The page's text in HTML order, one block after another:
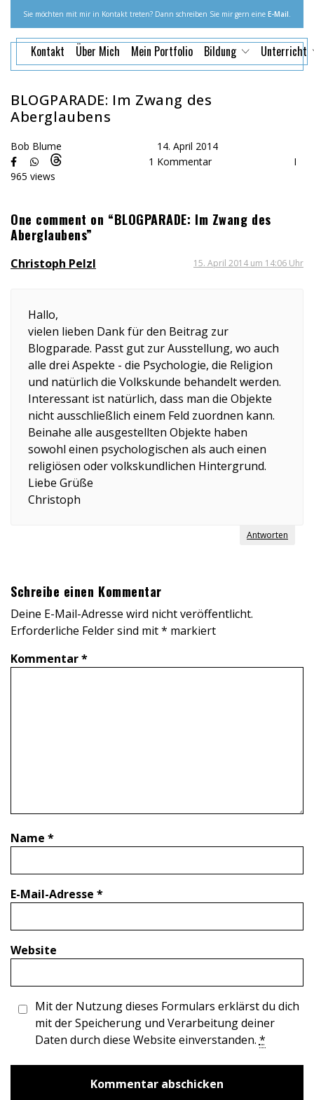
Sie möchten mit mir in Kontakt treten? Dann schreiben Sie mir gern eine E-Mail.
Kontakt Über Mich Mein Portfolio Bildung Unterricht
BLOGPARADE: Im Zwang des
Aberglaubens
Bob Blume
14. April 2014
1 Kommentar
I
965 views
One comment on “BLOGPARADE: Im Zwang des
Aberglaubens”
Christoph Pelzl 15. April 2014 um 14:06 Uhr
Hallo,
vielen lieben Dank für den Beitrag zur
Blogparade. Passt gut zur Ausstellung, wo auch
alle drei Aspekte - die Psychologie, die Religion
und natürlich die Volkskunde behandelt werden.
Interessant ist natürlich, dass man die Objekte
nicht ausschließlich einem Feld zuordnen kann.
Beinahe alle ausgestellten Objekte haben
sowohl einen psychologischen als auch einen
religiösen oder volkskundlichen Hintergrund.
Liebe Grüße
Christoph
Antworten
Schreibe einen Kommentar
Deine E-Mail-Adresse wird nicht veröffentlicht.
Erforderliche Felder sind mit* markiert
Kommentar*
Name *
E-Mail-Adresse *
Website
Mit der Nutzung dieses Formulars erklärst du dich
mit der Speicherung und Verarbeitung deiner
Daten durch diese Website einverstanden. *